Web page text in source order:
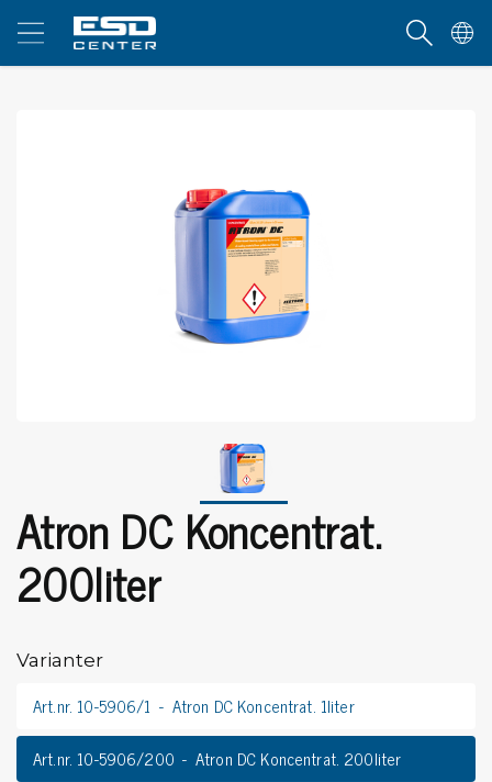
Atron DC Koncentrat.
200liter
Varianter
Art.nr. 10-5906/1
Atron DC Koncentrat. 1liter
Art.nr. 10-5906/200
Atron DC Koncentrat. 200liter